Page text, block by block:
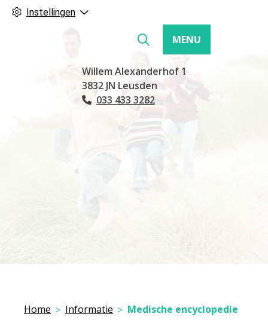
Instellingen
Hoofdmenu
MENU
Willem Alexanderhof 1
3832 JN Leusden
Tel:
033 433 3282
Home Informatie Medische encyclopedie